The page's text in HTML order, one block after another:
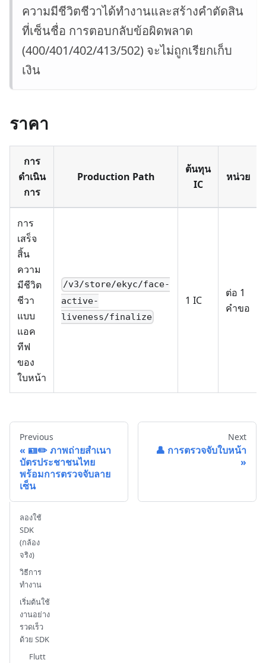
ความมีชีวิตชีวาได้ทำงานและสร้างคำตัดสิน
ที่เซ็นชื่อ การตอบกลับข้อผิดพลาด
(400/401/402/413/502) จะไม่ถูกเรียกเก็บ
เงิน
ราคา
การ
ดำเนิน
การ
Production Path
ต้นทุน
IC
หน่วย
การ
เสร็จ
สิ้น
ความ
มีชีวิต
ชีวา
แบบ
แอค
ทีฟ
ของ
ใบหน้า
/v3/store/ekyc/face-
active-
liveness/finalize
1 IC
ต่อ 1
คำขอ
Previous
🪪✏️ ภาพถ่ายสำเนา
บัตรประชาชนไทย
พร้อมการตรวจจับลาย
เซ็น
Next
👤 การตรวจจับใบหน้า
ลองใช้
SDK
(กล้อง
จริง)
วิธีการ
ทำงาน
เริ่มต้นใช้
งานอย่าง
รวดเร็ว
ด้วย SDK
Flutt